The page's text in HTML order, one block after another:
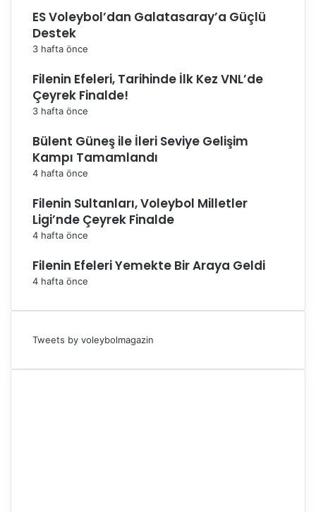
ES Voleybol’dan Galatasaray’a Güçlü
Destek
3 hafta önce
Filenin Efeleri, Tarihinde İlk Kez VNL’de
Çeyrek Finalde!
3 hafta önce
Bülent Güneş ile İleri Seviye Gelişim
Kampı Tamamlandı
4 hafta önce
Filenin Sultanları, Voleybol Milletler
Ligi’nde Çeyrek Finalde
4 hafta önce
Filenin Efeleri Yemekte Bir Araya Geldi
4 hafta önce
Tweets by voleybolmagazin